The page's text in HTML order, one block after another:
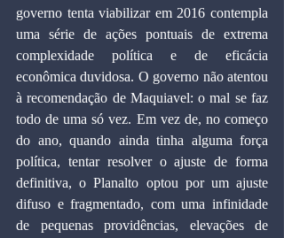
governo tenta viabilizar em 2016 contempla
uma série de ações pontuais de extrema
complexidade política e de eficácia
econômica duvidosa. O governo não atentou
à recomendação de Maquiavel: o mal se faz
todo de uma só vez. Em vez de, no começo
do ano, quando ainda tinha alguma força
política, tentar resolver o ajuste de forma
definitiva, o Planalto optou por um ajuste
difuso e fragmentado, com uma infinidade
de pequenas providências, elevações de